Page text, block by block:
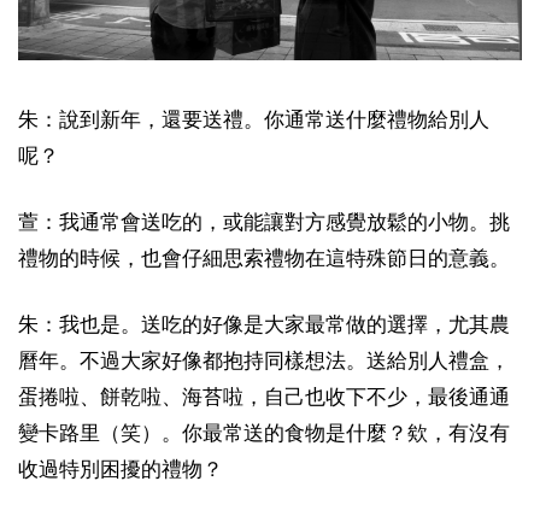
朱：說到新年，還要送禮。你通常送什麼禮物給別人
呢？
萱：我通常會送吃的，或能讓對方感覺放鬆的小物。挑
禮物的時候，也會仔細思索禮物在這特殊節日的意義。
朱：我也是。送吃的好像是大家最常做的選擇，尤其農
曆年。不過大家好像都抱持同樣想法。送給別人禮盒，
蛋捲啦、餅乾啦、海苔啦，自己也收下不少，最後通通
變卡路里（笑）。你最常送的食物是什麼？欸，有沒有
收過特別困擾的禮物？